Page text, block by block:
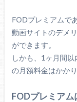
FODプレミアムで
動画サイトのデメ
ができます。
しかも、1ヶ月間
の月額料金はかかり
FODプレミア